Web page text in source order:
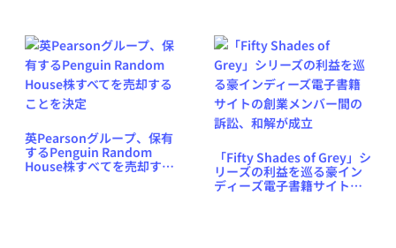
英Pearsonグループ、保有
するPenguin Random
House株すべてを売却する
「Fifty Shades of Grey」シ
リーズの利益を巡る豪イン
ディーズ電子書籍サイトの